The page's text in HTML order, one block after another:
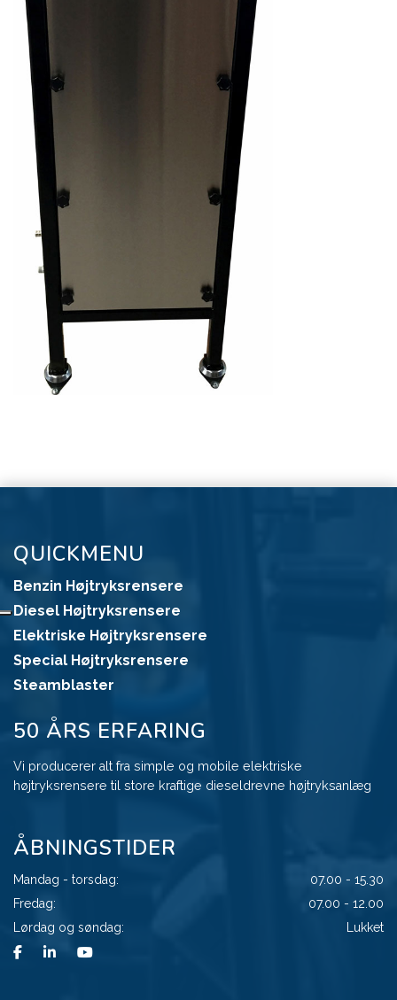
QUICKMENU
Benzin Højtryksrensere
Diesel Højtryksrensere
Elektriske Højtryksrensere
Special Højtryksrensere
Steamblaster
50 ÅRS ERFARING
Vi producerer alt fra simple og mobile elektriske
højtryksrensere til store kraftige dieseldrevne højtryksanlæg
ÅBNINGSTIDER
Mandag - torsdag:
07.00 - 15.30
Fredag:
07.00 - 12.00
Lørdag og søndag:
Lukket